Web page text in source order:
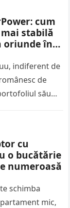
cum
stabilă
oriunde în
indiferent de
de
său
cu
o bucătărie
numeroasă
schimba
mic,